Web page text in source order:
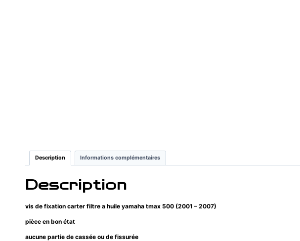
Description Informations complémentaires
Description
vis de fixation carter filtre a huile yamaha tmax 500 (2001 – 2007)
pièce en bon état
aucune partie de cassée ou de fissurée